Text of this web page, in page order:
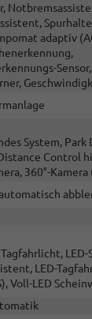
adaptiv
System,
Control
360°-
LED-
Voll-LED